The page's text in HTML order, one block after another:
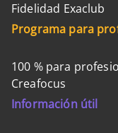
Fidelidad Exaclub
Programa para
100 % para
Creafocus
Información útil